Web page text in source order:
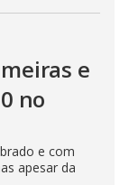
e
no
e com
apesar da